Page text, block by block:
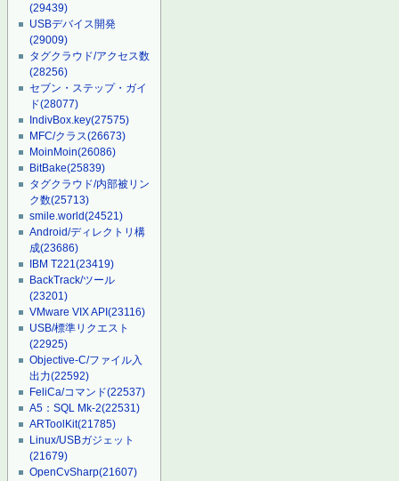
(29439)
USBデバイス開発
(29009)
タグクラウド/アクセス数
(28256)
セブン・ステップ・ガイ
ド(28077)
IndivBox.key(27575)
MFC/クラス(26673)
MoinMoin(26086)
BitBake(25839)
タグクラウド/内部被リン
ク数(25713)
smile.world(24521)
Android/ディレクトリ構
成(23686)
IBM T221(23419)
BackTrack/ツール
(23201)
VMware VIX API(23116)
USB/標準リクエスト
(22925)
Objective-C/ファイル入
出力(22592)
FeliCa/コマンド(22537)
A5：SQL Mk-2(22531)
ARToolKit(21785)
Linux/USBガジェット
(21679)
OpenCvSharp(21607)